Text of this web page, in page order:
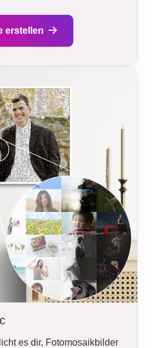
erstellen
es dir, Fotomosaikbilder